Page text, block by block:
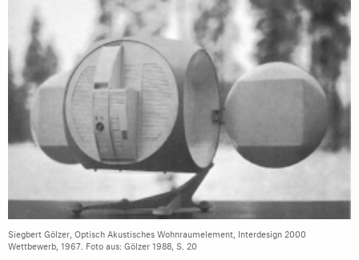
Siegbert Gölzer, Optisch Akustisches Wohnraumelement, Interdesign 2000
Wettbewerb, 1967. Foto aus: Gölzer 1988, S. 20